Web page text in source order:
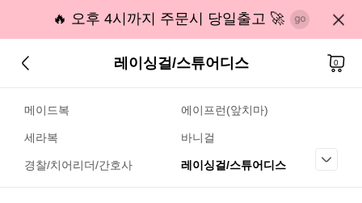
🔥 오후 4시까지 주문시 당일출고 🚀
레이싱걸/스튜어디스 0
메이드복 에이프런(앞치마)
세라복 바니걸
경찰/치어리더/간호사 레이싱걸/스튜어디스